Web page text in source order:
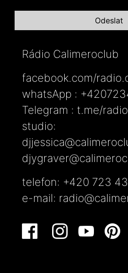
Rádio Calimeroclub
facebook.com/
whatsApp :
Telegram : t.me/
studio:
telefon: +420 723
e-mail: